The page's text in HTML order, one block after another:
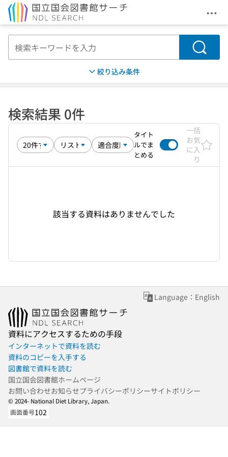
メ
検索
絞り込み条件
検索結果 0件
タイト
ルでま
とめる
一括
お気
に入
り
該当する資料はありませんでした
Language：English
資料にアクセスするための手段
インターネットで資料を読む
資料のコピーを入手する
図書館で資料を読む
国立国会図書館ホームページ
お問い合わせお知らせプライバシーポリシーサイトポリシー
© 2024- National Diet Library, Japan.
画面番号102